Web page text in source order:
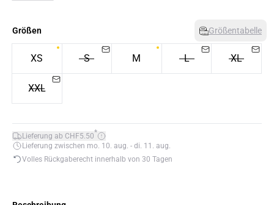
Größen Größentabelle
XS S M L XL
XXL
Lieferung ab CHF5.50*
Lieferung zwischen mo. 10. aug. - di. 11. aug.
Volles Rückgaberecht innerhalb von 30 Tagen